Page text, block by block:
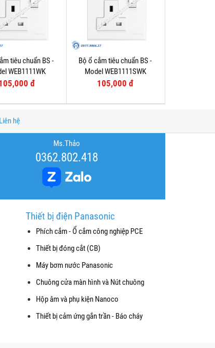
tiêu chuẩn BS -
WEB1111WK
đ
Bộ ổ cắm tiêu chuẩn BS -
Model WEB1111SWK
105,000 đ
Liên hệ
Ms.Thảo
0362.802.418
Thiết bị điện Panasonic
Phích cắm - Ổ cắm công nghiệp PCE
Thiết bị đóng cắt (CB)
Máy bơm nước Panasonic
Chuông cửa màn hình và Nút chuông
Hộp âm và phụ kiện Nanoco
Thiết bị cảm ứng gắn trần - Báo cháy